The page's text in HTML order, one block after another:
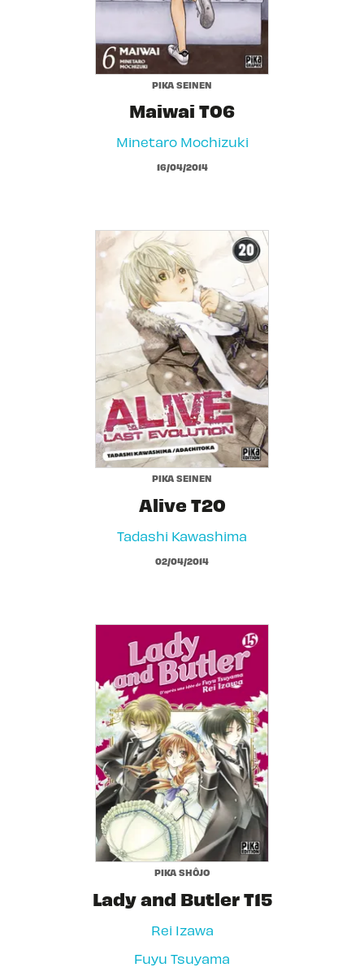
PIKA SEINEN
Maiwai T06
Minetaro Mochizuki
16/04/2014
PIKA SEINEN
Alive T20
Tadashi Kawashima
02/04/2014
PIKA SHÔJO
Lady and Butler T15
Rei Izawa
Fuyu Tsuyama